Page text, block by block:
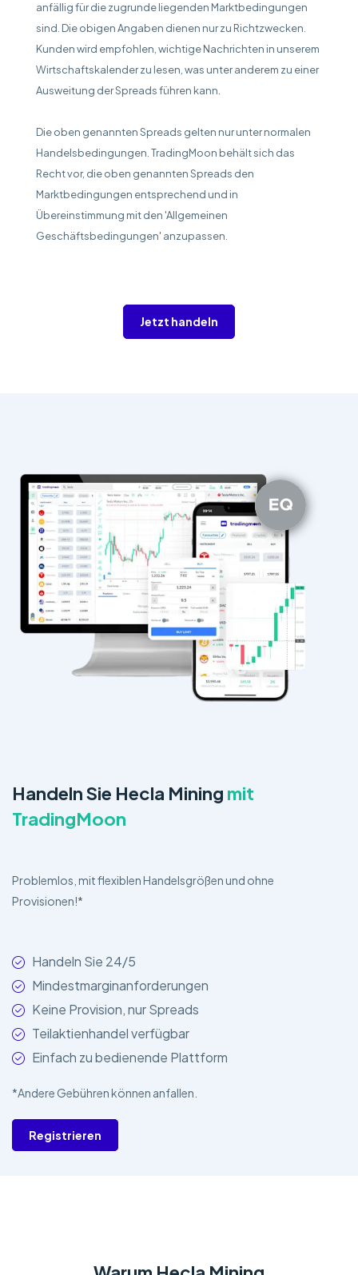
anfällig für die zugrunde liegenden Marktbedingungen
sind. Die obigen Angaben dienen nur zu Richtzwecken.
Kunden wird empfohlen, wichtige Nachrichten in unserem
Wirtschaftskalender zu lesen, was unter anderem zu einer
Ausweitung der Spreads führen kann.
Die oben genannten Spreads gelten nur unter normalen
Handelsbedingungen. TradingMoon behält sich das
Recht vor, die oben genannten Spreads den
Marktbedingungen entsprechend und in
Übereinstimmung mit den 'Allgemeinen
Geschäftsbedingungen' anzupassen.
Jetzt handeln
Handeln Sie Hecla Mining mit
TradingMoon
Problemlos, mit flexiblen Handelsgrößen und ohne
Provisionen!*
Handeln Sie 24/5
Mindestmarginanforderungen
Keine Provision, nur Spreads
Teilaktienhandel verfügbar
Einfach zu bedienende Plattform
*Andere Gebühren können anfallen.
Registrieren